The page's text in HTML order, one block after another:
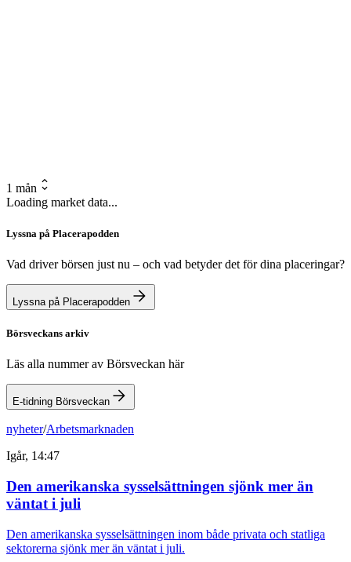
1 mån
Loading market data...
Lyssna på Placerapodden
Vad driver börsen just nu – och vad betyder det för dina placeringar?
Lyssna på Placerapodden
Börsveckans arkiv
Läs alla nummer av Börsveckan här
E-tidning Börsveckan
nyheter/Arbetsmarknaden
Igår, 14:47
Den amerikanska sysselsättningen sjönk mer än
väntat i juli
Den amerikanska sysselsättningen inom både privata och statliga
sektorerna sjönk mer än väntat i juli.